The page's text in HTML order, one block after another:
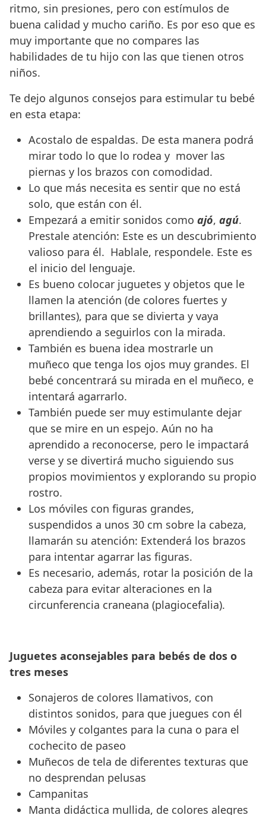
ritmo, sin presiones, pero con estímulos de
buena calidad y mucho cariño. Es por eso que es
muy importante que no compares las
habilidades de tu hijo con las que tienen otros
niños.
Te dejo algunos consejos para estimular tu bebé
en esta etapa:
Acostalo de espaldas. De esta manera podrá
mirar todo lo que lo rodea y mover las
piernas y los brazos con comodidad.
Lo que más necesita es sentir que no está
solo, que están con él.
Empezará a emitir sonidos como ajó, agú.
Prestale atención: Este es un descubrimiento
valioso para él. Hablale, respondele. Este es
el inicio del lenguaje.
Es bueno colocar juguetes y objetos que le
llamen la atención (de colores fuertes y
brillantes), para que se divierta y vaya
aprendiendo a seguirlos con la mirada.
También es buena idea mostrarle un
muñeco que tenga los ojos muy grandes. El
bebé concentrará su mirada en el muñeco, e
intentará agarrarlo.
También puede ser muy estimulante dejar
que se mire en un espejo. Aún no ha
aprendido a reconocerse, pero le impactará
verse y se divertirá mucho siguiendo sus
propios movimientos y explorando su propio
rostro.
Los móviles con figuras grandes,
suspendidos a unos 30 cm sobre la cabeza,
llamarán su atención: Extenderá los brazos
para intentar agarrar las figuras.
Es necesario, además, rotar la posición de la
cabeza para evitar alteraciones en la
circunferencia craneana (plagiocefalia).
Juguetes aconsejables para bebés de dos o
tres meses
Sonajeros de colores llamativos, con
distintos sonidos, para que juegues con él
Móviles y colgantes para la cuna o para el
cochecito de paseo
Muñecos de tela de diferentes texturas que
no desprendan pelusas
Campanitas
Manta didáctica mullida, de colores alegres